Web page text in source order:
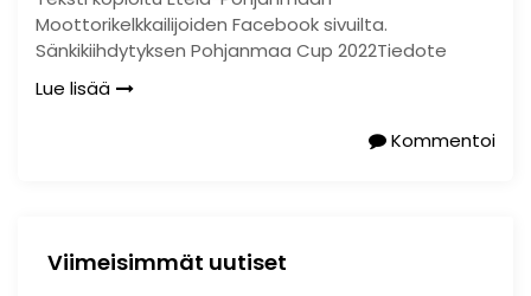
Moottorikelkkailijoiden Facebook sivuilta.
Sänkikiihdytyksen Pohjanmaa Cup 2022Tiedote
Lue lisää
Kommentoi
Viimeisimmät uutiset